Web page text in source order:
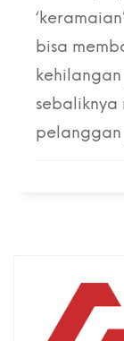
bisa
pelanggan